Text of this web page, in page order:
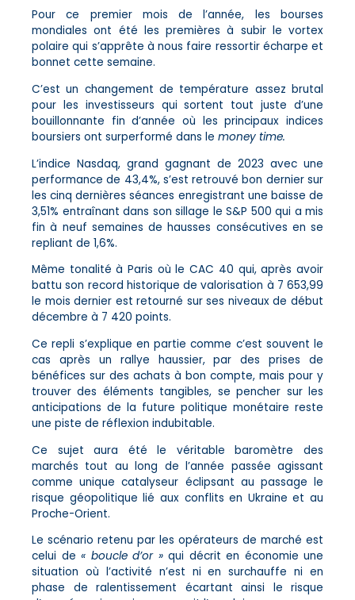
Pour ce premier mois de l’année, les bourses
mondiales ont été les premières à subir le vortex
polaire qui s’apprête à nous faire ressortir écharpe et
bonnet cette semaine.
C’est un changement de température assez brutal
pour les investisseurs qui sortent tout juste d’une
bouillonnante fin d’année où les principaux indices
boursiers ont surperformé dans le money time.
L’indice Nasdaq, grand gagnant de 2023 avec une
performance de 43,4%, s’est retrouvé bon dernier sur
les cinq dernières séances enregistrant une baisse de
3,51% entraînant dans son sillage le S&P 500 qui a mis
fin à neuf semaines de hausses consécutives en se
repliant de 1,6%.
Même tonalité à Paris où le CAC 40 qui, après avoir
battu son record historique de valorisation à 7 653,99
le mois dernier est retourné sur ses niveaux de début
décembre à 7 420 points.
Ce repli s’explique en partie comme c’est souvent le
cas après un rallye haussier, par des prises de
bénéfices sur des achats à bon compte, mais pour y
trouver des éléments tangibles, se pencher sur les
anticipations de la future politique monétaire reste
une piste de réflexion indubitable.
Ce sujet aura été le véritable baromètre des
marchés tout au long de l’année passée agissant
comme unique catalyseur éclipsant au passage le
risque géopolitique lié aux conflits en Ukraine et au
Proche-Orient.
Le scénario retenu par les opérateurs de marché est
celui de « boucle d’or »qui décrit en économie une
situation où l’activité n’est ni en surchauffe ni en
phase de ralentissement écartant ainsi le risque